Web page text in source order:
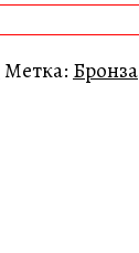
Метка: Бронза